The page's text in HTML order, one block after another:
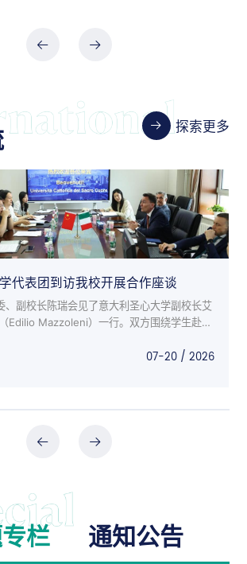
探索更多
代表团到访我校开展合作座谈
、副校长陈瑞会见了意大利圣心大学副校长艾
Edilio Mazzoleni）一行。双方围绕学生赴意
07-20 / 2026
栏 通知公告